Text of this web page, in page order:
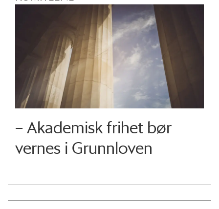
– Akademisk frihet bør
vernes i Grunnloven